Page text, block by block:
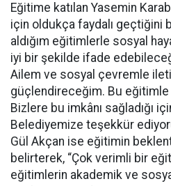
Eğitime katılan Yasemin
için oldukça faydalı geçtiğini
aldığım eğitimlerle sosyal
iyi bir şekilde ifade
Ailem ve sosyal çevremle
güçlendireceğim. Bu eğitimle
Bizlere bu imkânı sağladığı
Belediyemize teşekkür
Gül Akçan ise eğitimin
belirterek, “Çok verimli bir
eğitimlerin akademik ve